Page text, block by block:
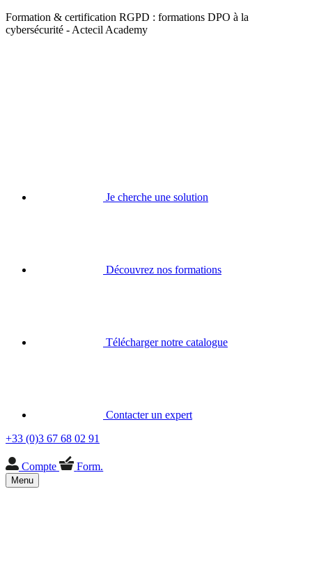
Formation & certification RGPD : formations DPO à la
cybersécurité - Actecil Academy
Je cherche une solution
Découvrez nos formations
Télécharger notre catalogue
Contacter un expert
+33 (0)3 67 68 02 91
Compte Form.
Menu